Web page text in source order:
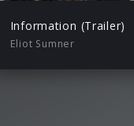
Information (Trailer)
Eliot Sumner